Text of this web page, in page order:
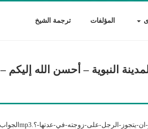
المؤلفات ترجمة الشيخ
النبوية – أحسن الله إليكم –